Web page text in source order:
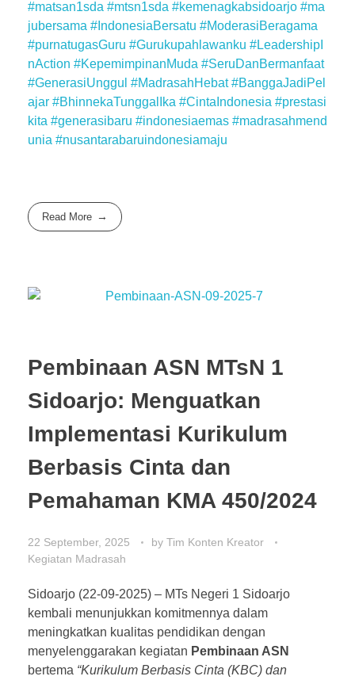
#matsan1sda #mtsn1sda #kemenagkabsidoarjo #ma
jubersama #IndonesiaBersatu #ModerasiBeragama
#purnatugasGuru #Gurukupahlawanku #LeadershipI
nAction #KepemimpinanMuda #SeruDanBermanfaat
#GenerasiUnggul #MadrasahHebat #BanggaJadiPel
ajar #BhinnekaTunggalIka #CintaIndonesia #prestasi
kita #generasibaru #indonesiaemas #madrasahmend
unia #nusantarabaruindonesiamaju
Read More
Pembinaan ASN MTsN 1
Sidoarjo: Menguatkan
Implementasi Kurikulum
Berbasis Cinta dan
Pemahaman KMA 450/2024
22 September, 2025 by Tim Konten Kreator
Kegiatan Madrasah
Sidoarjo (22-09-2025) – MTs Negeri 1 Sidoarjo
kembali menunjukkan komitmennya dalam
meningkatkan kualitas pendidikan dengan
menyelenggarakan kegiatan Pembinaan ASN
bertema “Kurikulum Berbasis Cinta (KBC) dan